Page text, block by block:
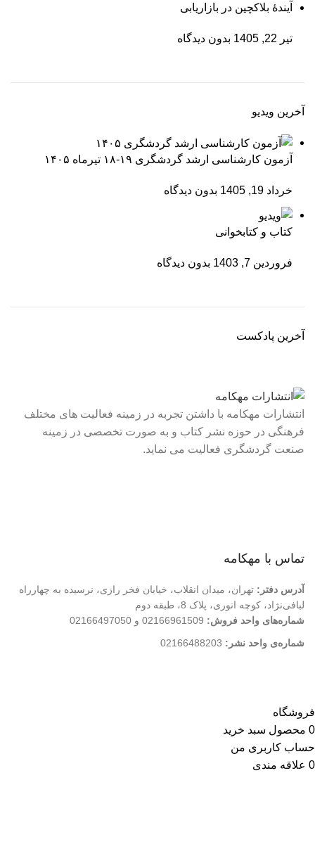
آیندۀ بلاکچین در بازاریابی
تیر 22, 1405 بدون دیدگاه
آخرین ویدیو
آزمون کارشناسی ارشد گردشگری ۱۹-۱۸ تیرماه ۱۴۰۵
خرداد 19, 1405 بدون دیدگاه
کتاب و کتابخوانی
فروردین 7, 1403 بدون دیدگاه
آخرین پادکست
انتشارات مهکامه با داشتن تجربه در زمینه فعالیت های مختلف
فرهنگی در حوزه نشر کتاب و به صورت تخصصی در زمینه
صنعت گردشگری فعالیت می نماید.
تماس با مهکامه
آدرس دفتر: تهران، میدان انقلاب، خیابان فخر رازی، نرسیده به چهارراه
لبافی‌نژاد، کوچه انوری، پلاک 8، طبقه دوم
شماره‌های واحد فروش: 02166961509 و 02166497050
شماره‌‌ی واحد نشر:
فروشگاه
0 محصول سبد خرید
حساب کاربری من
0 علاقه مندی